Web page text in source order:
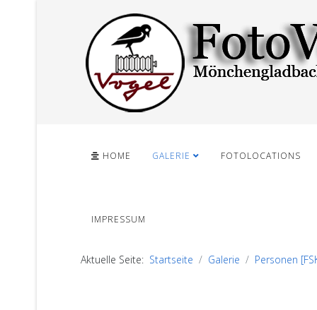
HOME GALERIE FOTOLOCATIONS
IMPRESSUM
Aktuelle Seite: Startseite Galerie Personen